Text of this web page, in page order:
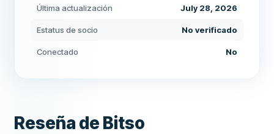
Última actualización July 28, 2026
Estatus de socio No verificado
Conectado No
Reseña de Bitso